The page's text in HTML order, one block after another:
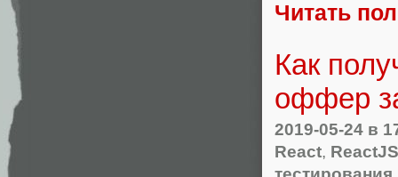
Читать
Как
оффер
2019-05-24 в
React, ReactJS